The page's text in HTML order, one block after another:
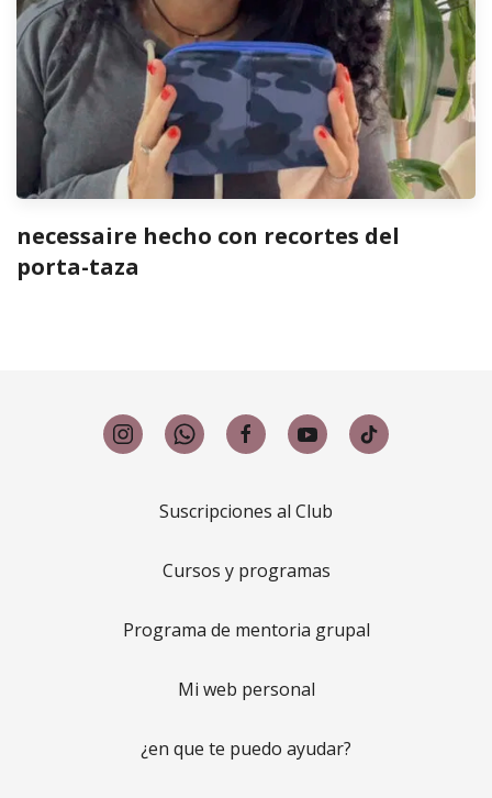
necessaire hecho con recortes del
porta-taza
Suscripciones al Club
Cursos y programas
Programa de mentoria grupal
Mi web personal
¿en que te puedo ayudar?